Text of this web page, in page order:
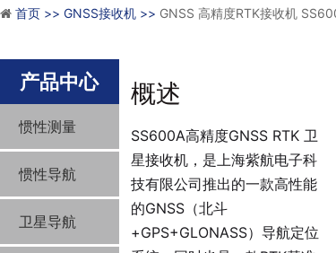
产品中心
惯性测量
惯性导航
卫星导航
首页 >> GNSS接收机 >> GNSS 高精度RTK接收机
概述
SS600A高精度GNSS RTK 卫
星接收机，是上海紫航电子科
技有限公司推出的一款高性能
的GNSS（北斗
+GPS+GLONASS）导航定位